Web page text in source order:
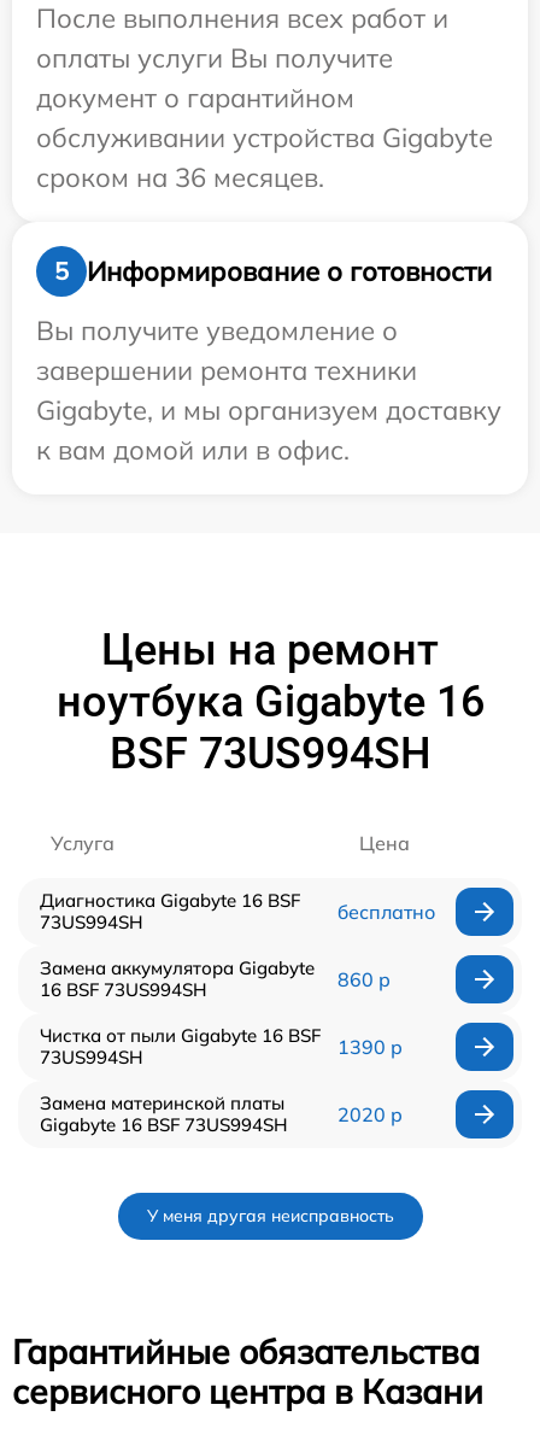
После выполнения всех работ и
оплаты услуги Вы получите
документ о гарантийном
обслуживании устройства Gigabyte
сроком на 36 месяцев.
5
Информирование о готовности
Вы получите уведомление о
завершении ремонта техники
Gigabyte, и мы организуем доставку
к вам домой или в офис.
Цены на ремонт
ноутбука Gigabyte 16
BSF 73US994SH
Услуга Цена
Диагностика Gigabyte 16 BSF
73US994SH
бесплатно
Замена аккумулятора Gigabyte
16 BSF 73US994SH
860 р
Чистка от пыли Gigabyte 16 BSF
73US994SH
1390 р
Замена материнской платы
Gigabyte 16 BSF 73US994SH
2020 р
У меня другая неисправность
Гарантийные обязательства
сервисного центра в Казани